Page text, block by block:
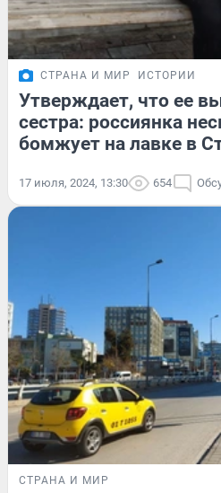
СТРАНА И МИР ИСТОРИИ
Утверждает, что ее
сестра: россиянка
бомжует на лавке в
17 июля, 2024, 13:30 654
СТРАНА И МИР